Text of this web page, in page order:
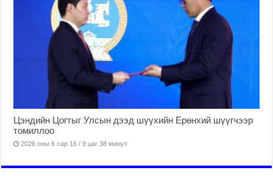
Цэндийн Цогтыг Улсын дээд шүүхийн Ерөнхий шүүгчээр
томиллоо
2026 оны 6 сар 16 / 9 цаг 38 минут